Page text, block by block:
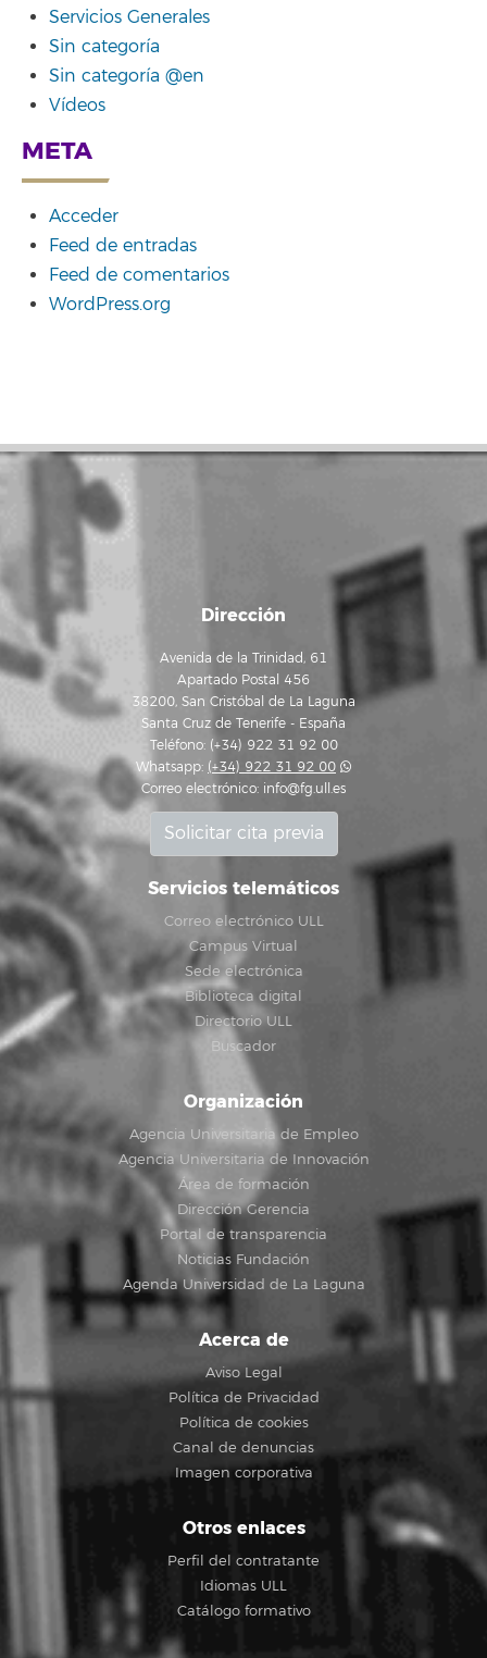
Servicios Generales
Sin categoría
Sin categoría @en
Vídeos
META
Acceder
Feed de entradas
Feed de comentarios
WordPress.org
Dirección
Avenida de la Trinidad, 61
Apartado Postal 456
38200, San Cristóbal de La Laguna
Santa Cruz de Tenerife - España
Teléfono: (+34) 922 31 92 00
Whatsapp: (+34) 922 31 92 00
Correo electrónico: info@fg.ull.es
Solicitar cita previa
Servicios telemáticos
Correo electrónico ULL
Campus Virtual
Sede electrónica
Biblioteca digital
Directorio ULL
Buscador
Organización
Agencia Universitaria de Empleo
Agencia Universitaria de Innovación
Área de formación
Dirección Gerencia
Portal de transparencia
Noticias Fundación
Agenda Universidad de La Laguna
Acerca de
Aviso Legal
Política de Privacidad
Política de cookies
Canal de denuncias
Imagen corporativa
Otros enlaces
Perfil del contratante
Idiomas ULL
Catálogo formativo